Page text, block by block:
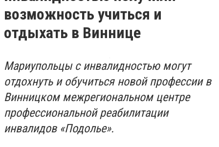
возможность учиться и
отдыхать в Виннице
Мариупольцы с инвалидностью могут
отдохнуть и обучиться новой профессии в
Винницком межрегиональномцентре
профессиональной реабилитации
инвалидов «Подолье».